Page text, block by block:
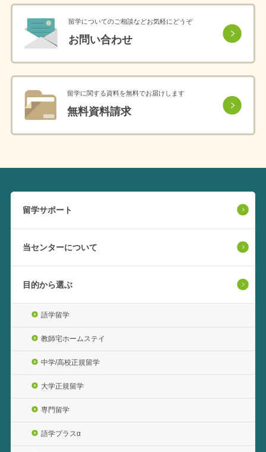
留学についてのご相談などお気軽にどうぞ
お問い合わせ
留学に関する資料を無料でお届けします
無料資料請求
留学サポート
当センターについて
目的から選ぶ
語学留学
教師宅ホームステイ
中学/高校正規留学
大学正規留学
専門留学
語学プラスα